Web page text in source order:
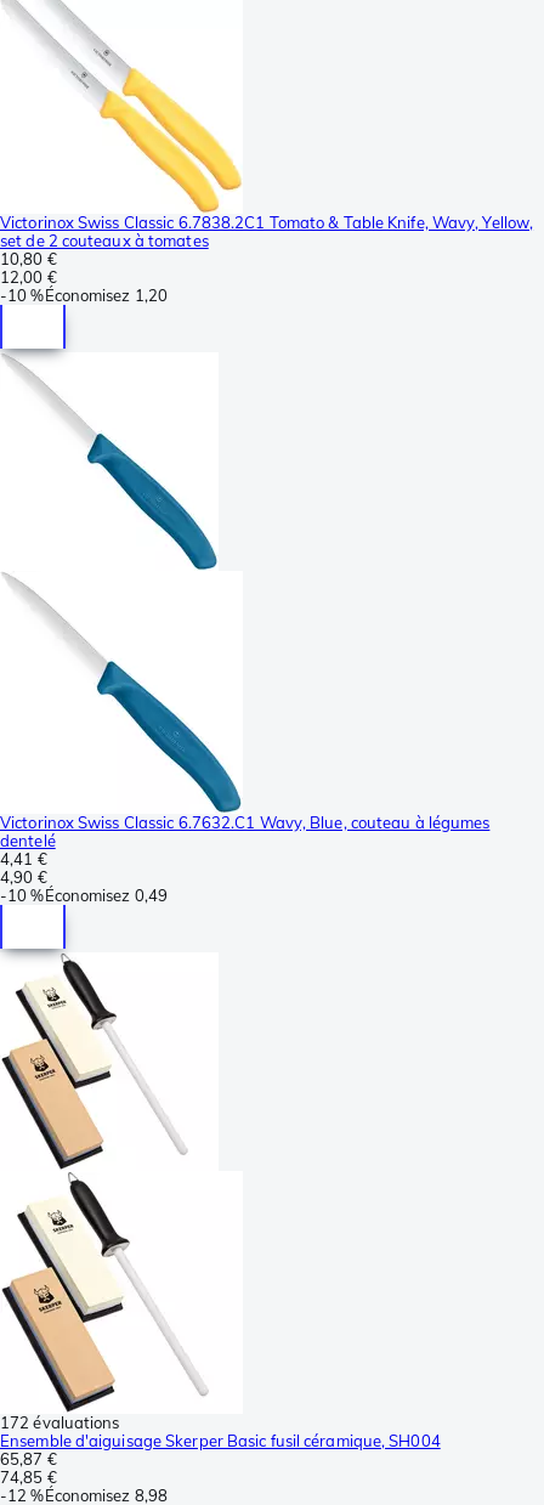
Victorinox Swiss Classic 6.7838.2C1 Tomato & Table Knife, Wavy, Yellow,
set de 2 couteaux à tomates
10,80 €
12,00 €
-10 %Économisez 1,20
Victorinox Swiss Classic 6.7632.C1 Wavy, Blue, couteau à légumes
dentelé
4,41 €
4,90 €
-10 %Économisez 0,49
172 évaluations
Ensemble d'aiguisage Skerper Basic fusil céramique, SH004
65,87 €
74,85 €
-12 %Économisez 8,98